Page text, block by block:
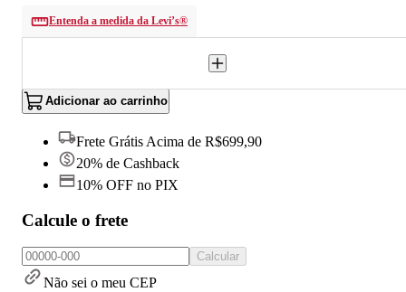
Entenda a medida da Levi’s®
Adicionar ao carrinho
Frete Grátis Acima de R$699,90
20% de Cashback
10% OFF no PIX
Calcule o frete
Calcular
Não sei o meu CEP